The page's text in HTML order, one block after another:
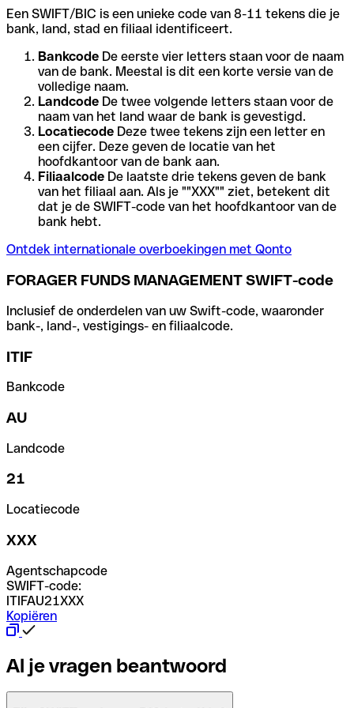
Een SWIFT/BIC is een unieke code van 8-11 tekens die je
bank, land, stad en filiaal identificeert.
Bankcode De eerste vier letters staan voor de naam
van de bank. Meestal is dit een korte versie van de
volledige naam.
Landcode De twee volgende letters staan voor de
naam van het land waar de bank is gevestigd.
Locatiecode Deze twee tekens zijn een letter en
een cijfer. Deze geven de locatie van het
hoofdkantoor van de bank aan.
Filiaalcode De laatste drie tekens geven de bank
van het filiaal aan. Als je ""XXX"" ziet, betekent dit
dat je de SWIFT-code van het hoofdkantoor van de
bank hebt.
Ontdek internationale overboekingen met Qonto
FORAGER FUNDS MANAGEMENT SWIFT-code
Inclusief de onderdelen van uw Swift-code, waaronder
bank-, land-, vestigings- en filiaalcode.
ITIF
Bankcode
AU
Landcode
21
Locatiecode
XXX
Agentschapcode
SWIFT-code:
ITIFAU21XXX
Kopiëren
Al je vragen beantwoord